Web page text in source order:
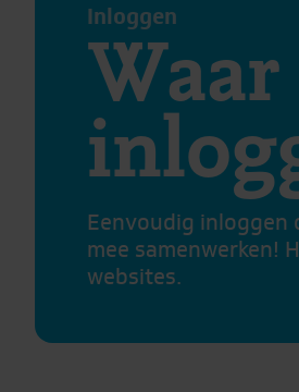
Inloggen
Eenvoudig inloggen
mee samenwerken!
websites.